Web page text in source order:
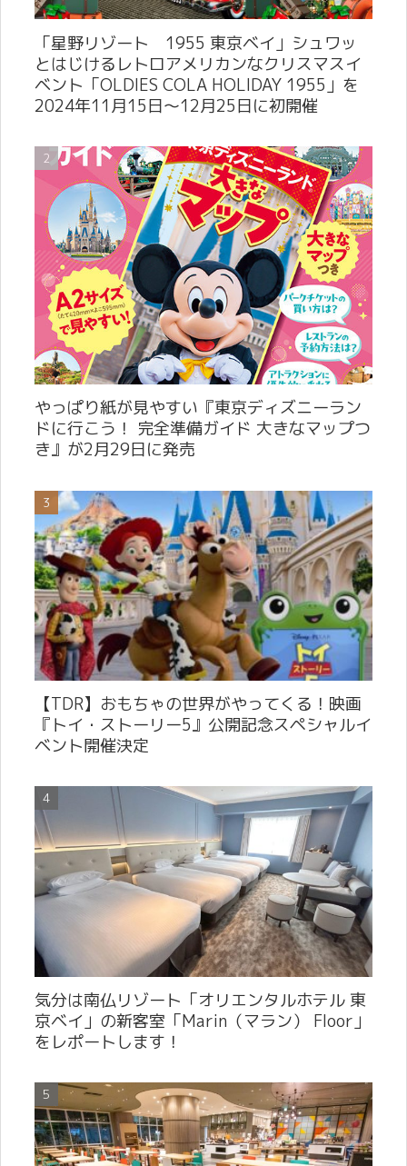
「星野リゾート 1955 東京ベイ」シュワッ
とはじけるレトロアメリカンなクリスマスイ
ベント「OLDIES COLA HOLIDAY 1955」を
2024年11月15日～12月25日に初開催
やっぱり紙が見やすい『東京ディズニーラン
ドに行こう！ 完全準備ガイド 大きなマップつ
き』が2月29日に発売
【TDR】おもちゃの世界がやってくる！映画
『トイ・ストーリー5』公開記念スペシャルイ
ベント開催決定
気分は南仏リゾート「オリエンタルホテル 東
京ベイ」の新客室「Marin（マラン） Floor」
をレポートします！